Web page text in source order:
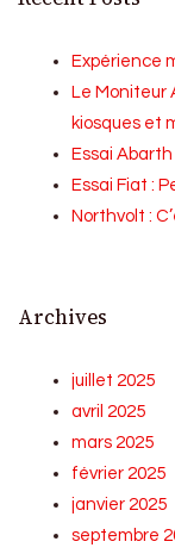
Expérience
Le Moniteur
kiosques et
Essai Abarth
Essai Fiat :
Northvolt :
Archives
juillet 2025
avril 2025
mars 2025
février 2025
janvier 2025
septembre